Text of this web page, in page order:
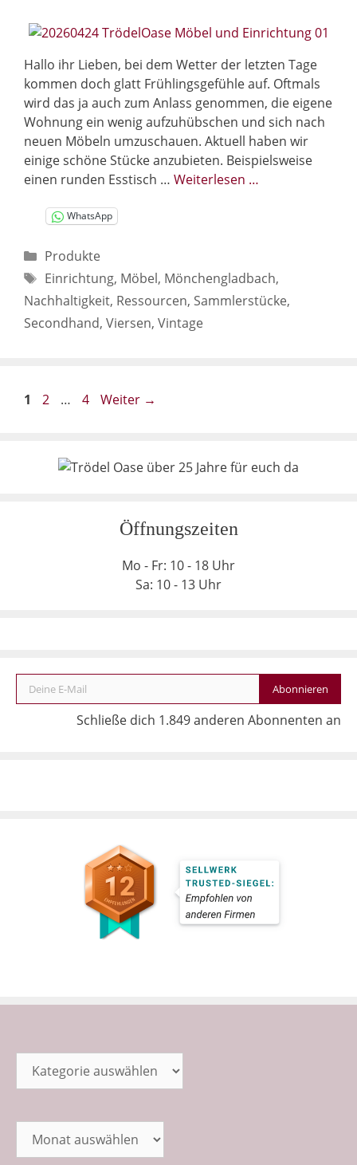
Hallo ihr Lieben, bei dem Wetter der letzten Tage
kommen doch glatt Frühlingsgefühle auf. Oftmals
wird das ja auch zum Anlass genommen, die eigene
Wohnung ein wenig aufzuhübschen und sich nach
neuen Möbeln umzuschauen. Aktuell haben wir
einige schöne Stücke anzubieten. Beispielsweise
einen runden Esstisch … Weiterlesen …
WhatsApp
Kategorien
Produkte
Schlagwörter
Einrichtung, Möbel, Mönchengladbach,
Nachhaltigkeit, Ressourcen, Sammlerstücke,
Secondhand, Viersen, Vintage
Seite
1 Seite
2 … Seite
4 Weiter →
Öffnungszeiten
Mo - Fr: 10 - 18 Uhr
Sa: 10 - 13 Uhr
Deine E-Mail
Abonnieren
Schließe dich 1.849 anderen Abonnenten an